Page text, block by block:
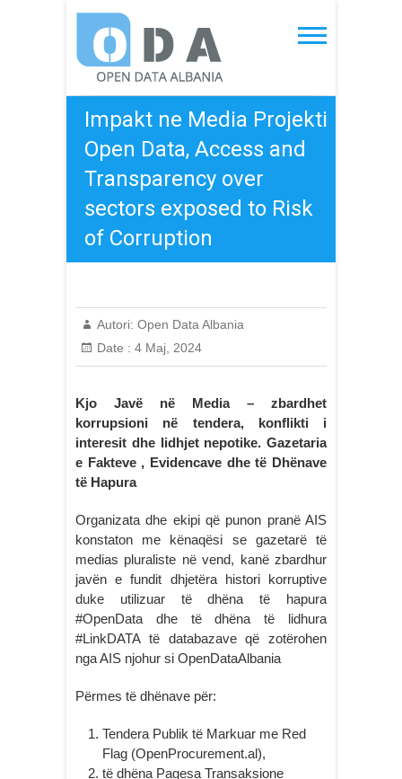
content
Open Data Albania
Impakt ne Media Projekti
Open Data, Access and
Transparency over
sectors exposed to Risk
of Corruption
Autori: Open Data Albania
Date : 4 Maj, 2024
Kjo Javë në Media – zbardhet
korrupsioni në tendera, konflikti i
interesit dhe lidhjet nepotike. Gazetaria
e Fakteve , Evidencave dhe të Dhënave
të Hapura
Organizata dhe ekipi që punon pranë AIS
konstaton me kënaqësi se gazetarë të
medias pluraliste në vend, kanë zbardhur
javën e fundit dhjetëra histori korruptive
duke utilizuar të dhëna të hapura
#OpenData dhe të dhëna të lidhura
#LinkDATA të databazave që zotërohen
nga AIS njohur si OpenDataAlbania
Përmes të dhënave për:
Tendera Publik të Markuar me Red
Flag (OpenProcurement.al),
të dhëna Pagesa Transaksione